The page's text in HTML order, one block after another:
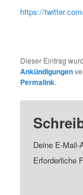
https://
Dieser Eintrag
Ankündigungen
Permalink.
Deine E-
Erforderliche